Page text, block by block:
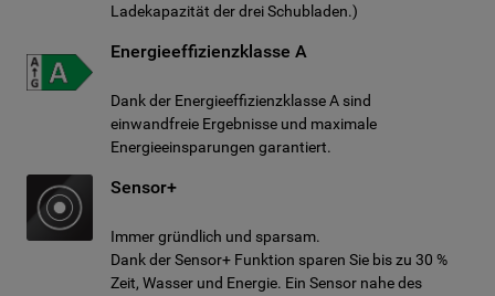
Ladekapazität der drei Schubladen.)
Energieeffizienzklasse A
Dank der Energieeffizienzklasse A sind
einwandfreie Ergebnisse und maximale
Energieeinsparungen garantiert.
Sensor+
Immer gründlich und sparsam.
Dank der Sensor+ Funktion sparen Sie bis zu 30 %
Zeit, Wasser und Energie. Ein Sensor nahe des